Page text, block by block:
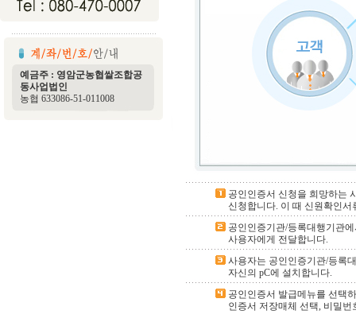
예금주 : 영암군농협쌀조합공
동사업법인
농협 633086-51-011008
공인인증서 신청을 희망하는
신청합니다. 이 때 신원확인서
공인인증기관/등록대행기관
사용자에게 전달합니다.
사용자는 공인인증기관/등록
자신의 pC에 설치합니다.
공인인증서 발급메뉴를 선택
인증서 저장매체 선택, 비밀